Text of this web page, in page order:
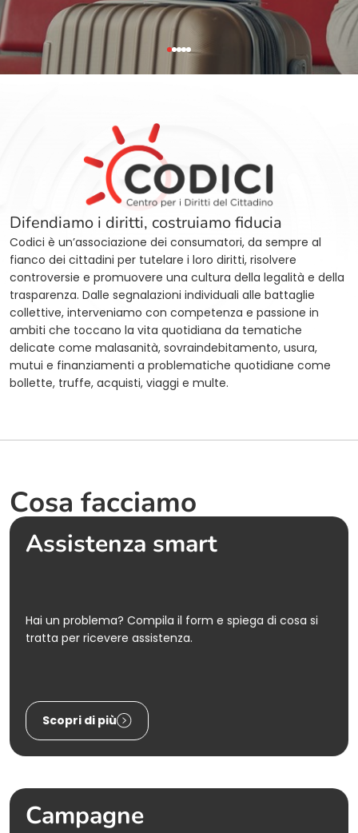
Difendiamo i diritti, costruiamo fiducia
Codici è un’associazione dei consumatori, da sempre al
fianco dei cittadini per tutelare i loro diritti, risolvere
controversie e promuovere una cultura della legalità e della
trasparenza. Dalle segnalazioni individuali alle battaglie
collettive, interveniamo con competenza e passione in
ambiti che toccano la vita quotidiana da tematiche
delicate come malasanità, sovraindebitamento, usura,
mutui e finanziamenti a problematiche quotidiane come
bollette, truffe, acquisti, viaggi e multe.
Cosa facciamo
Assistenza smart
Hai un problema? Compila il form e spiega di cosa si
tratta per ricevere assistenza.
Scopri di più
Campagne